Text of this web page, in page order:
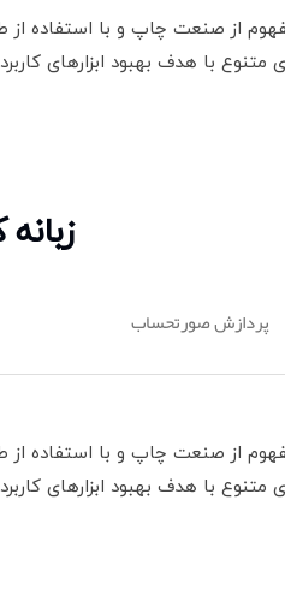
از صنعت چاپ و با استفاده
متنوع با هدف بهبود ابزارهای
پردازش صورتحساب
از صنعت چاپ و با استفاده
متنوع با هدف بهبود ابزارهای